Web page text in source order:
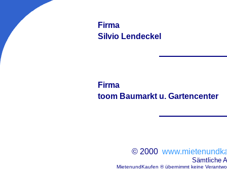
Firma
Silvio Lendeckel
Firma
toom Baumarkt u. Gartencenter
© 2000
Sämtliche
MietenundKaufen ® übernimmt keine